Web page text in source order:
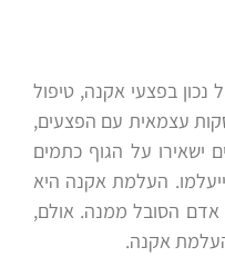
בפצעי אקנה, טיפול
עצמאית עם הפצעים,
ישאירו על הגוף כתמים
העלמת אקנה היא
אדם הסובל ממנה. אולם,
אקנה.